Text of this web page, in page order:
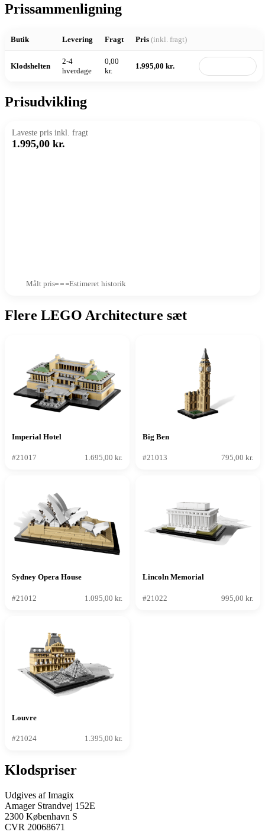
Prissammenligning
Butik Levering Fragt Pris (inkl. fragt)
Klodshelten
2-4
hverdage
0,00
kr.
1.995,00 kr.
Prisudvikling
Laveste pris inkl. fragt
1.995,00 kr.
Målt pris Estimeret historik
Flere LEGO Architecture sæt
Imperial Hotel
#21017 1.695,00 kr.
Big Ben
#21013 795,00 kr.
Sydney Opera House
#21012 1.095,00 kr.
Lincoln Memorial
#21022 995,00 kr.
Louvre
#21024 1.395,00 kr.
Klodspriser
Udgives af Imagix
Amager Strandvej 152E
2300 København S
CVR 20068671